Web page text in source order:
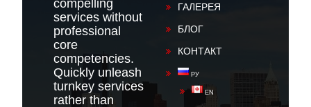
compelling
services without
professional
core
competencies.
Quickly unleash
turnkey services
rather than
ГАЛЕРЕЯ
БЛОГ
КОНТАКТ
РУ
EN